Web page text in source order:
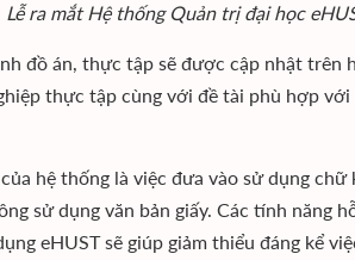
Lễ ra mắt Hệ thống Quản trị đại học
đồ án, thực tập sẽ được cập nhật
thực tập cùng với đề tài phù hợp
hệ thống là việc đưa vào sử dụng
sử dụng văn bản giấy. Các tính năng
eHUST sẽ giúp giảm thiểu đáng kể